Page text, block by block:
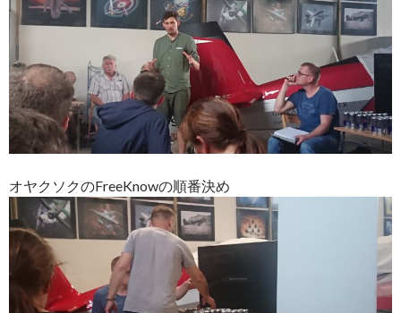
オヤクソクのFreeKnowの順番決め